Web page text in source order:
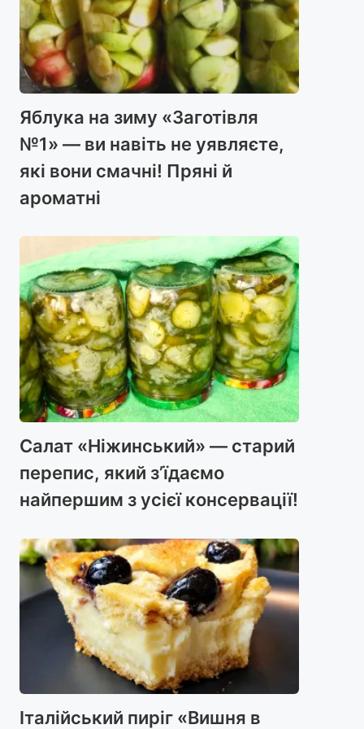
Яблука на зиму «Заготівля
№1» — ви навіть не уявляєте,
які вони смачні! Пряні й
ароматні
Салат «Ніжинський» — старий
перепис, який з’їдаємо
найпершим з усієї консервації!
Італійський пиріг «Вишня в